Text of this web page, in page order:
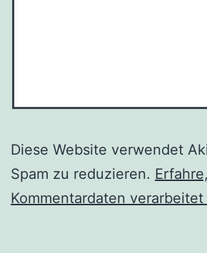
Diese Website verwendet
Spam zu reduzieren.
Kommentardaten